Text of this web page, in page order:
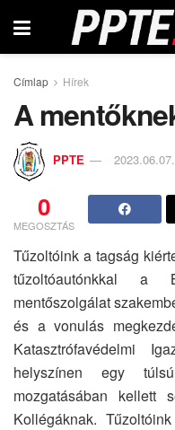
Címlap Hírek
A
PPTE 2023.06.07.
0
MEGOSZTÁS
Tűzoltóink a tagság
tűzoltóautónkkal
mentőszolgálat
és a vonulás
Katasztrófavédelmi
helyszínen egy
mozgatásában kellett
Kollégáknak.